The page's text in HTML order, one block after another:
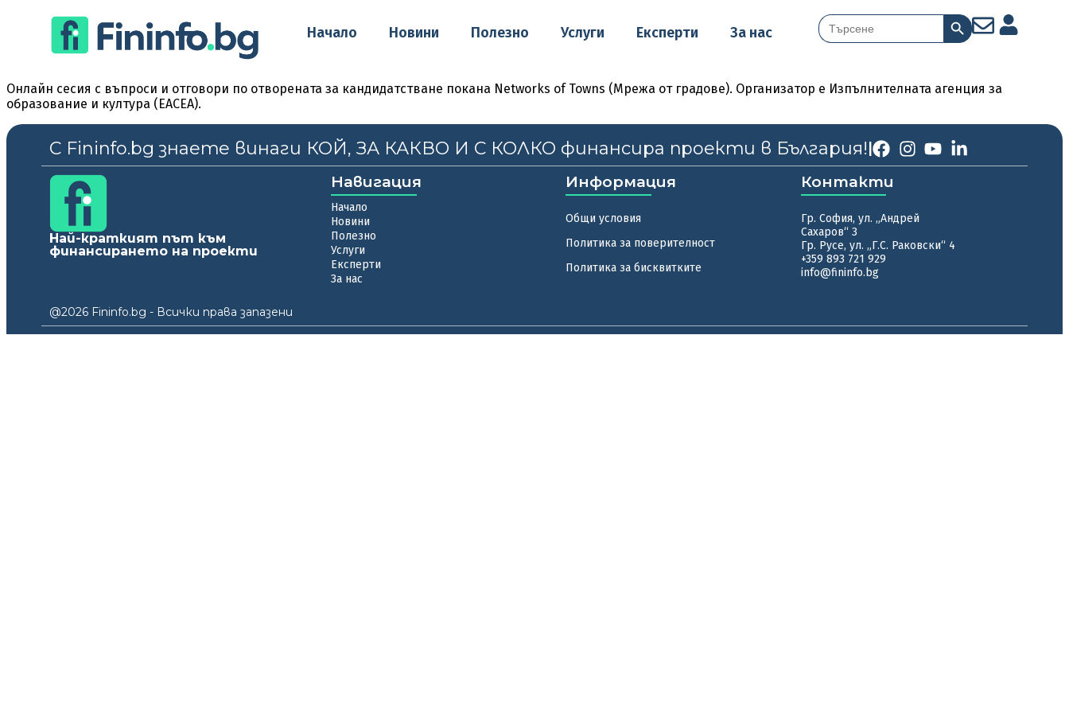
Начало Новини Полезно Услуги Експерти За нас
Search
for:
Search Button
Онлайн сесия с въпроси и отговори по отворената за кандидатстване покана Networks of Towns (Мрежа от градове). Организатор е Изпълнителната агенция за
образование и култура (EACEA).
С Fininfo.bg знаете винаги КОЙ, ЗА КАКВО И С КОЛКО финансира проекти в България!|
Най-краткият път към
финансирането на проекти
Навигация
Начало
Новини
Полезно
Услуги
Експерти
За нас
Информация
Общи условия
Политика за поверителност
Политика за бисквитките
Контакти
Гр. София, ул. „Андрей
Сахаров“ 3
Гр. Русе, ул. „Г.С. Раковски“ 4
+359 893 721 929
info@fininfo.bg
@2026 Fininfo.bg - Всички права запазени